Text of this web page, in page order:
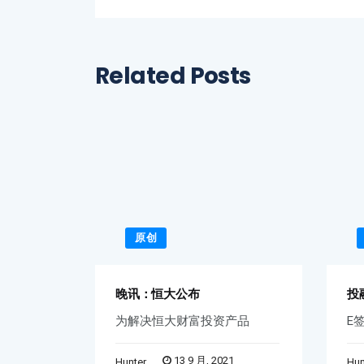
Related Posts
原创
晚讯：恒大公布
为解决恒大财富投资产品
13 9 月, 2021
投
E